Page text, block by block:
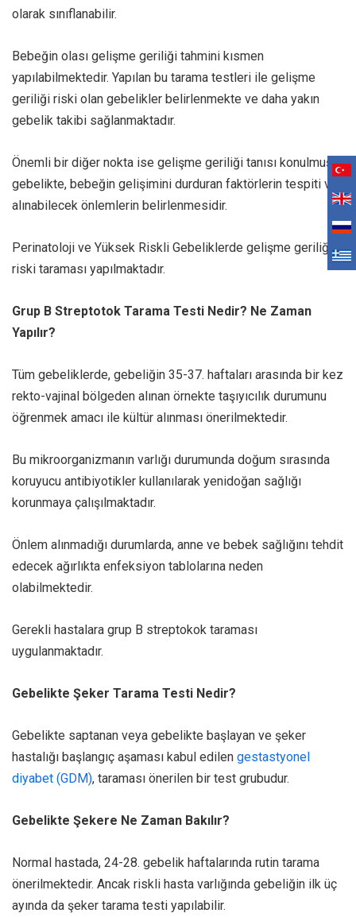
olarak sınıflanabilir.
Bebeğin olası gelişme geriliği tahmini kısmen
yapılabilmektedir. Yapılan bu tarama testleri ile gelişme
geriliği riski olan gebelikler belirlenmekte ve daha yakın
gebelik takibi sağlanmaktadır.
Önemli bir diğer nokta ise gelişme geriliği tanısı konulmuş
gebelikte, bebeğin gelişimini durduran faktörlerin tespiti ve
alınabilecek önlemlerin belirlenmesidir.
Perinatoloji ve Yüksek Riskli Gebeliklerde gelişme geriliği
riski taraması yapılmaktadır.
Grup B Streptotok Tarama Testi Nedir? Ne Zaman
Yapılır?
Tüm gebeliklerde, gebeliğin 35-37. haftaları arasında bir kez
rekto-vajinal bölgeden alınan örnekte taşıyıcılık durumunu
öğrenmek amacı ile kültür alınması önerilmektedir.
Bu mikroorganizmanın varlığı durumunda doğum sırasında
koruyucu antibiyotikler kullanılarak yenidoğan sağlığı
korunmaya çalışılmaktadır.
Önlem alınmadığı durumlarda, anne ve bebek sağlığını tehdit
edecek ağırlıkta enfeksiyon tablolarına neden
olabilmektedir.
Gerekli hastalara grup B streptokok taraması
uygulanmaktadır.
Gebelikte Şeker Tarama Testi Nedir?
Gebelikte saptanan veya gebelikte başlayan ve şeker
hastalığı başlangıç aşaması kabul edilen gestastyonel
diyabet (GDM), taraması önerilen bir test grubudur.
Gebelikte Şekere Ne Zaman Bakılır?
Normal hastada, 24-28. gebelik haftalarında rutin tarama
önerilmektedir. Ancak riskli hasta varlığında gebeliğin ilk üç
ayında da şeker tarama testi yapılabilir.